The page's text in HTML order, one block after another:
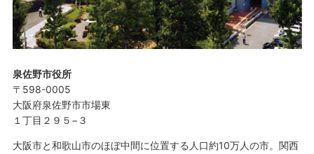
泉佐野市役所
〒598-0005
大阪府泉佐野市市場東
１丁目２９５−３
大阪市と和歌山市のほぼ中間に位置する人口約10万人の市。関西